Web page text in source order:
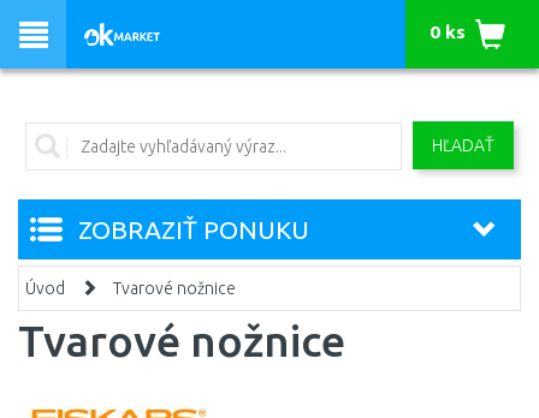
HĽADAŤ
0 ks
ZOBRAZIŤ PONUKU
Úvod Tvarové nožnice
Tvarové nožnice